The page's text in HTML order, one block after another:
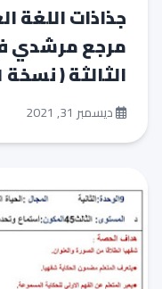
جذاذات اللغة
مرجع مرشدي
الثالثة ( نسخة 2021 )
ديسمبر 31, 2021